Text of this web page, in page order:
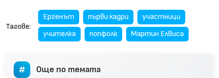
Тагове:
Ергенът първи кадри
участници
учителка
попфолк Мартин Елвиса
Още по темата